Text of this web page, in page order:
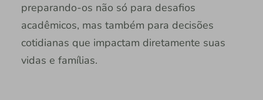
preparando-os não só para desafios
acadêmicos, mas também para decisões
cotidianas que impactam diretamente suas
vidas e famílias.